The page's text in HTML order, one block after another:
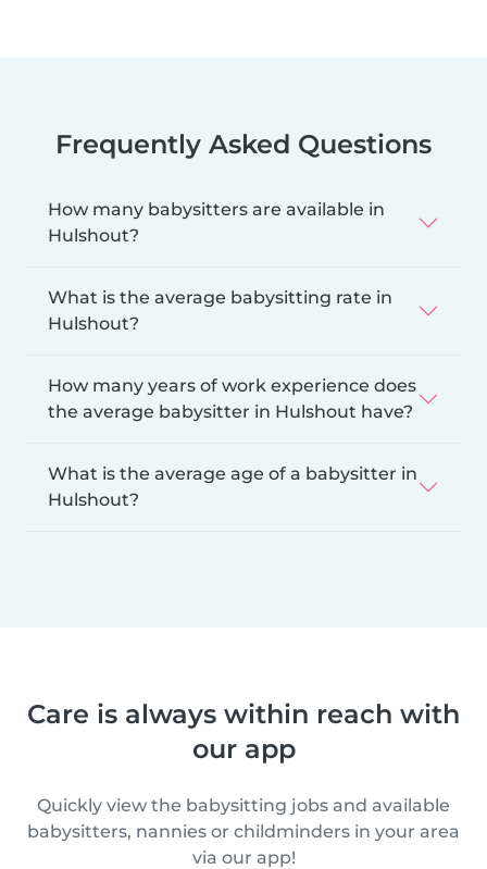
Frequently Asked Questions
How many babysitters are available in
Hulshout?
What is the average babysitting rate in
Hulshout?
How many years of work experience does
the average babysitter in Hulshout have?
What is the average age of a babysitter in
Hulshout?
Care is always within reach with
our app
Quickly view the babysitting jobs and available
babysitters, nannies or childminders in your area
via our app!